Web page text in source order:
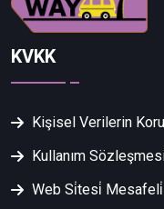
KVKK
Kişisel Verilerin
Kullanım
Web Si̇tesi̇